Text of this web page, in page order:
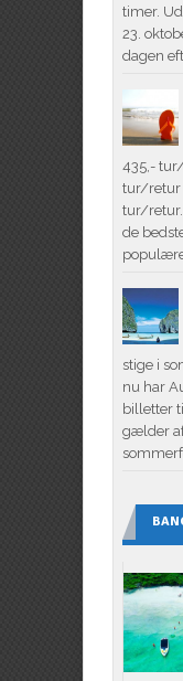
timer.
23.
dagen
435,-
tur/retur
tur/
de
stige i
nu har
billetter
gælder